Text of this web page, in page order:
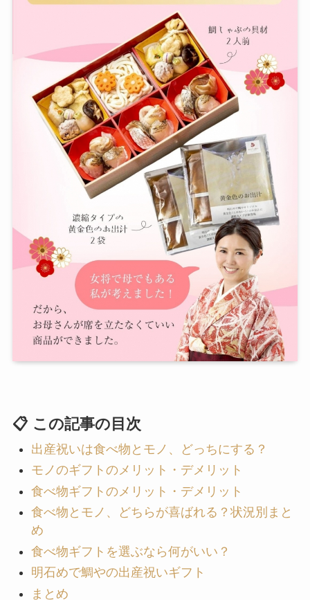
📋 この記事の目次
出産祝いは食べ物とモノ、どっちにする？
モノのギフトのメリット・デメリット
食べ物ギフトのメリット・デメリット
食べ物とモノ、どちらが喜ばれる？状況別まと
め
食べ物ギフトを選ぶなら何がいい？
明石めで鯛やの出産祝いギフト
まとめ